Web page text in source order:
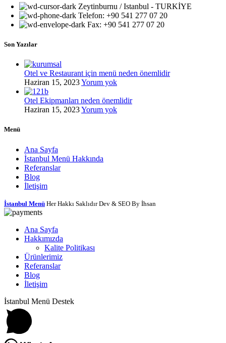
Zeytinburnu / Istanbul - TURKİYE
Telefon: +90 541 277 07 20
Fax: +90 541 277 07 20
Son Yazılar
Otel ve Restaurant için menü neden önemlidir
Haziran 15, 2023Yorum yok
Otel Ekipmanları neden önemlidir
Haziran 15, 2023Yorum yok
Menü
Ana Sayfa
İstanbul Menü Hakkında
Referanslar
Blog
İletişim
İstanbul Menü Her Hakkı Saklıdır Dev & SEO By İhsan
Ana Sayfa
Hakkımızda
Kalite Politikası
Ürünlerimiz
Referanslar
Blog
İletişim
İstanbul Menü Destek